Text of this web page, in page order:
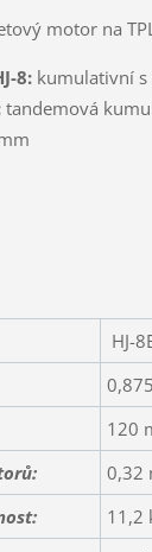
motor na
8:kumulativní s
tandemová
HJ-
120
0,32
11,2